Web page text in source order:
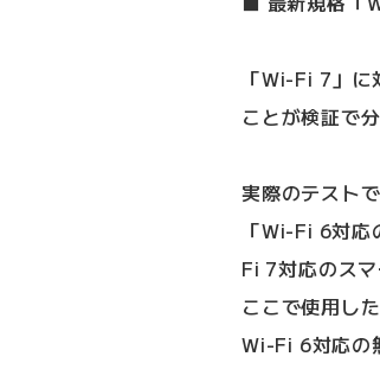
「Wi-Fi 7」
ことが検証で
実際のテスト
「Wi-Fi 6対
Fi 7対応のス
ここで使用し
Wi-Fi 6対応の